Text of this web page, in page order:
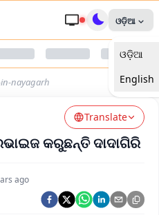
Odisha
ଓଡ଼ିଆ
ଓଡ଼ିଆ
English
nayagarh
Translate
କରୁଛନ୍ତି ଦାଦାଗିରି
ago